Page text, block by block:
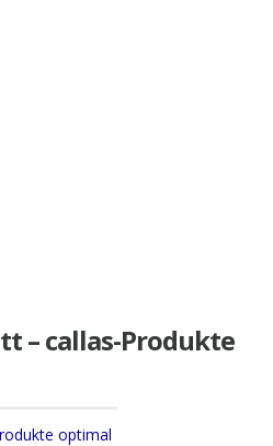
– callas-Produkte
optimal